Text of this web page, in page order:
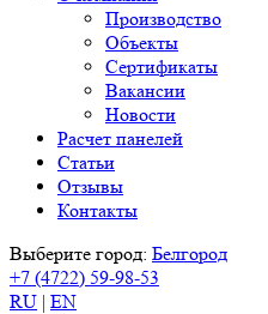
Производство
Объекты
Сертификаты
Вакансии
Новости
Расчет панелей
Статьи
Отзывы
Контакты
Выберите город: Белгород
+7 (4722) 59-98-53
RU | EN